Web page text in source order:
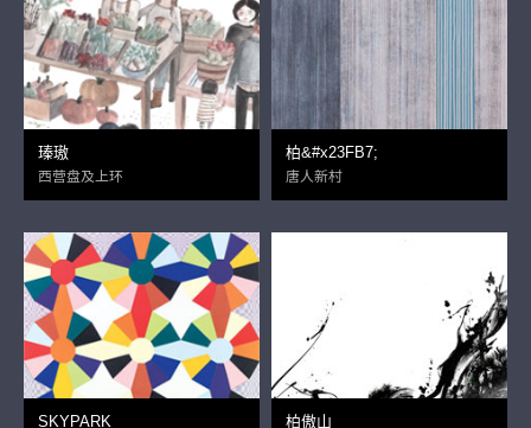
瑧璈
西营盘及上环
柏&#x23FB7;
唐人新村
SKYPARK 柏傲山